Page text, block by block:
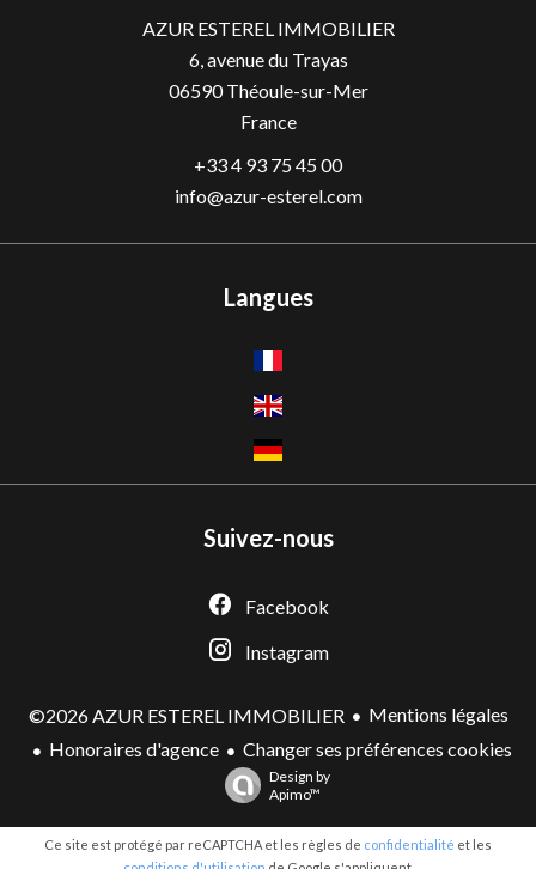
AZUR ESTEREL IMMOBILIER
6, avenue du Trayas
06590Théoule-sur-Mer
France
+33 4 93 75 45 00
info@azur-esterel.com
Langues
Suivez-nous
Facebook
Instagram
©2026 AZUR ESTEREL IMMOBILIER
Mentions légales
Honoraires d'agence
Changer ses préférences cookies
Design by
Apimo™
Ce site est protégé par reCAPTCHA et les règles de confidentialité et les